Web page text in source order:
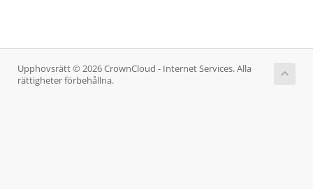
Upphovsrätt © 2026 CrownCloud - Internet Services. Alla
rättigheter förbehållna.